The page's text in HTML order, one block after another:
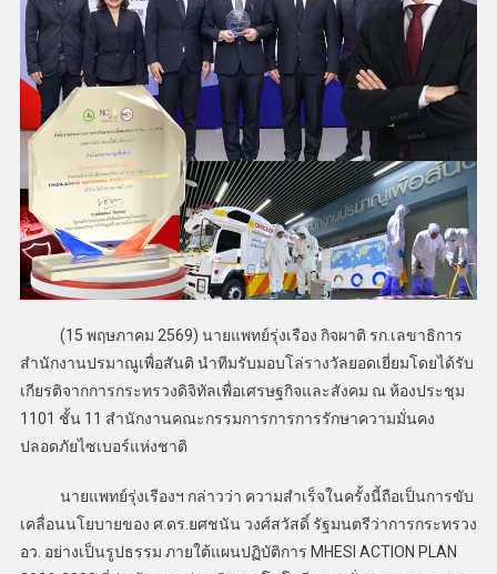
(15 พฤษภาคม 2569) นายแพทย์รุ่งเรือง กิจผาติ รก.เลขาธิการ
สำนักงานปรมาณูเพื่อสันติ นำทีมรับมอบโล่รางวัลยอดเยี่ยมโดยได้รับ
เกียรติจากการกระทรวงดิจิทัลเพื่อเศรษฐกิจและสังคม ณ ห้องประชุม
1101 ชั้น 11 สำนักงานคณะกรรมการการการรักษาความมั่นคง
ปลอดภัยไซเบอร์แห่งชาติ
นายแพทย์รุ่งเรืองฯ กล่าวว่า ความสำเร็จในครั้งนี้ถือเป็นการขับ
เคลื่อนนโยบายของ ศ.ดร.ยศชนัน วงศ์สวัสดิ์ รัฐมนตรีว่าการกระทรวง
อว. อย่างเป็นรูปธรรม ภายใต้แผนปฏิบัติการ MHESI ACTION PLAN